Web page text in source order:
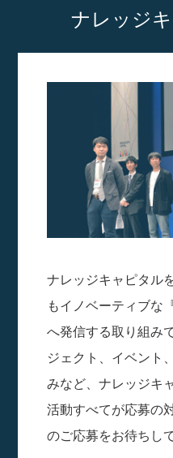
ナレッジ
ナレッジキャピタル
もイノベーティブな
へ発信する取り組み
ジェクト、イベント
みなど、ナレッジキ
活動すべてが応募の
のご応募をお待ちし